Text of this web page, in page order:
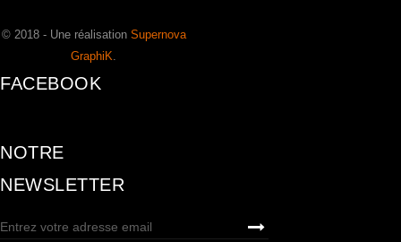
© 2018 - Une réalisation Supernova
GraphiK
FACEBOOK
NOTRE
NEWSLETTER